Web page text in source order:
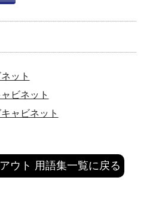
ット
ビネット
ャビネット
ウト 用語集一覧に戻る